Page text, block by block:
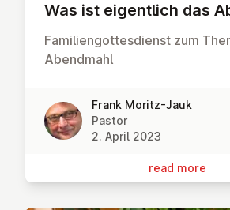
Was ist ei­gent­lich das
Familiengottesdienst zum
Abendmahl
Frank Moritz-Jauk
Pastor
2. April 2023
read more